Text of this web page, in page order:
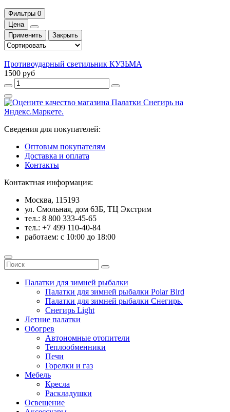
Фильтры 0
Цена
Применить
Закрыть
Противоударный светильник КУЗЬМА
1500 руб
Сведения для покупателей:
Оптовым покупателям
Доставка и оплата
Контакты
Контактная информация:
Москва, 115193
ул. Смольная, дом 63Б, ТЦ Экстрим
тел.: 8 800 333-45-65
тел.: +7 499 110-40-84
работаем: с 10:00 до 18:00
Палатки для зимней рыбалки
Палатки для зимней рыбалки Polar Bird
Палатки для зимней рыбалки Снегирь.
Снегирь Light
Летние палатки
Обогрев
Автономные отопители
Теплообменники
Печи
Горелки и газ
Мебель
Кресла
Раскладушки
Освещение